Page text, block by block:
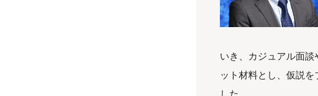
いき、カジュアル面
ット材料とし、仮説
した。